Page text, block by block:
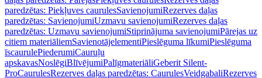
paredzētas: Piekļuves caurulesSavienojumiRezerves daļas
paredzētas: SavienojumiUzmavu savienojumiRezerves daļas
paredzētas: Uzmavu savienojumiStiprinājuma savienojumiPārejas uz
citiem materiāliemSavienotājelementiPieslēguma līkumiPieslēguma
īscaurulePiederumiCauruļu
apskavasNoslēgiBlīvējumiPalīgmateriāliGeberit Silent-
ProCaurulesRezerves daļas paredzētas: CaurulesVeidgabaliRezerves